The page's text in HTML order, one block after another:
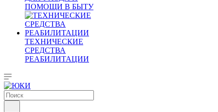
ПОМОЩИ В БЫТУ
ТЕХНИЧЕСКИЕ
СРЕДСТВА
РЕАБИЛИТАЦИИ